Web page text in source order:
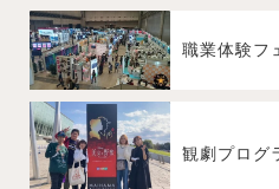
観劇プログ